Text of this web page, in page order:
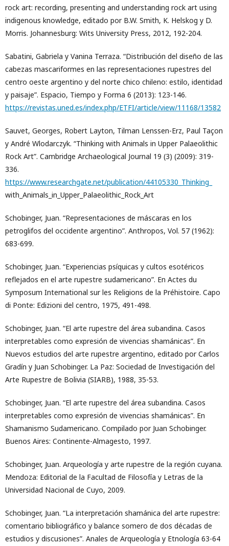
rock art: recording, presenting and understanding rock art using
indigenous knowledge, editado por B.W. Smith, K. Helskog y D.
Morris. Johannesburg: Wits University Press, 2012, 192-204.
Sabatini, Gabriela y Vanina Terraza. “Distribución del diseño de las
cabezas mascariformes en las representaciones rupestres del
centro oeste argentino y del norte chico chileno: estilo, identidad
y paisaje”. Espacio, Tiempo y Forma 6 (2013): 123-146.
https://revistas.uned.es/index.php/ETFI/article/view/11168/13582
Sauvet, Georges, Robert Layton, Tilman Lenssen-Erz, Paul Taçon
y André Wlodarczyk. “Thinking with Animals in Upper Palaeolithic
Rock Art”. Cambridge Archaeological Journal 19 (3) (2009): 319-
336.
https://www.researchgate.net/publication/44105330_Thinking_
with_Animals_in_Upper_Palaeolithic_Rock_Art
Schobinger, Juan. “Representaciones de máscaras en los
petroglifos del occidente argentino”. Anthropos, Vol. 57 (1962):
683-699.
Schobinger, Juan. “Experiencias psíquicas y cultos esotéricos
reflejados en el arte rupestre sudamericano”. En Actes du
Symposum International sur les Religions de la Préhistoire. Capo
di Ponte: Edizioni del centro, 1975, 491-498.
Schobinger, Juan. “El arte rupestre del área subandina. Casos
interpretables como expresión de vivencias shamánicas”. En
Nuevos estudios del arte rupestre argentino, editado por Carlos
Gradín y Juan Schobinger. La Paz: Sociedad de Investigación del
Arte Rupestre de Bolivia (SIARB), 1988, 35-53.
Schobinger, Juan. “El arte rupestre del área subandina. Casos
interpretables como expresión de vivencias shamánicas”. En
Shamanismo Sudamericano. Compilado por Juan Schobinger.
Buenos Aires: Continente-Almagesto, 1997.
Schobinger, Juan. Arqueología y arte rupestre de la región cuyana.
Mendoza: Editorial de la Facultad de Filosofía y Letras de la
Universidad Nacional de Cuyo, 2009.
Schobinger, Juan. “La interpretación shamánica del arte rupestre:
comentario bibliográfico y balance somero de dos décadas de
estudios y discusiones”. Anales de Arqueología y Etnología 63-64